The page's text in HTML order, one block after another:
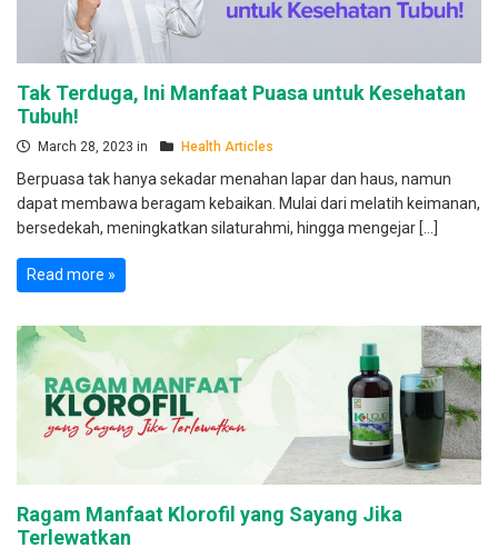
Tak Terduga, Ini Manfaat Puasa untuk Kesehatan
Tubuh!
March 28, 2023 in Health Articles
Berpuasa tak hanya sekadar menahan lapar dan haus, namun
dapat membawa beragam kebaikan. Mulai dari melatih keimanan,
bersedekah, meningkatkan silaturahmi, hingga mengejar […]
Read more »
Ragam Manfaat Klorofil yang Sayang Jika
Terlewatkan